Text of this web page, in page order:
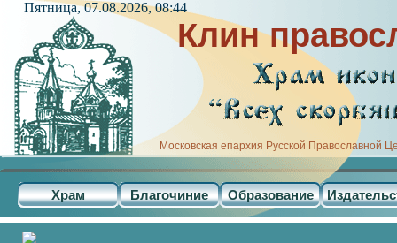
Клин
Московская епархия Русской Православной
Храм Благочиние Образование
| Пятница, 07.08.2026, 08:44